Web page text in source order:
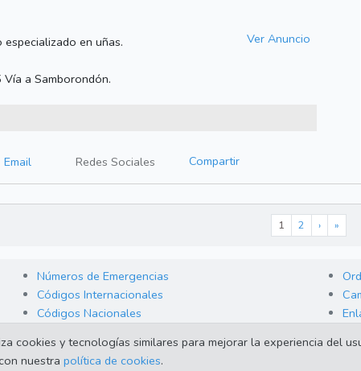
en uñas.
a Samborondón.
Ver Anuncio
Email Redes Sociales Compartir
1 2 › »
Números de Emergencias
Códigos Internacionales
Códigos Nacionales
cookies y tecnologías similares para mejorar la experiencia del
nuestra política de cookies.